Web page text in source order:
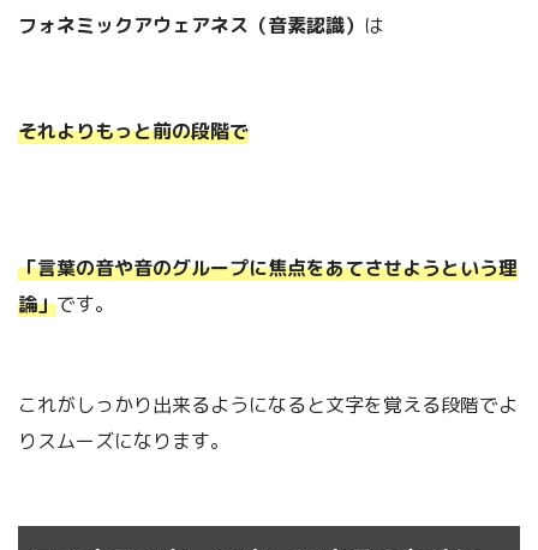
フォネミックアウェアネス（音素認識） は
それよりもっと前の段階で
「言葉の音や音のグループに焦点をあてさせようという理
論」です。
これがしっかり出来るようになると文字を覚える段階でよ
りスムーズになります。